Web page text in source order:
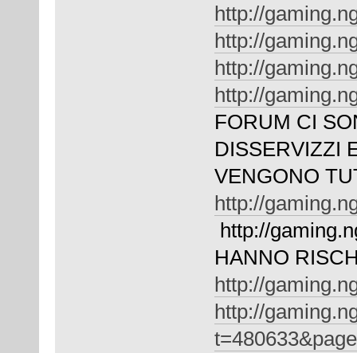
http://
http://
http://
http://
FORUM CI
DISSERVIZZI
VENGONO
http://
http://
HANNO
http://
http://